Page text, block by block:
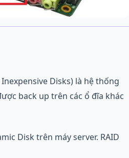
Disks) là hệ thống
back up trên các ổ đĩa khác
Disk trên máy server. RAID